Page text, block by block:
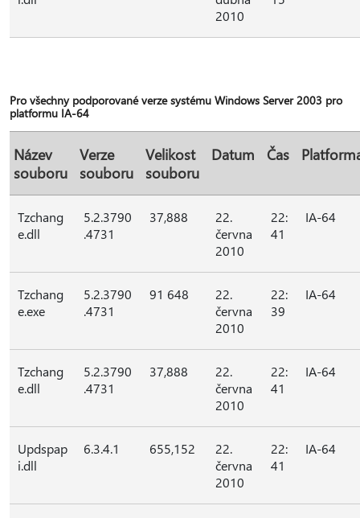
2010
Pro všechny podporované verze systému Windows Server 2003 pro
platformu IA-64
Název
souboru
Verze
souboru
Velikost
souboru
Datum Čas
Tzchang
e.dll
5.2.3790
.4731
37,888
22.
června
2010
22:
41
IA-64
Tzchang
e.exe
5.2.3790
.4731
91 648
22.
června
2010
22:
39
IA-64
Tzchang
e.dll
5.2.3790
.4731
37,888
22.
června
2010
22:
41
IA-64
Updspap
i.dll
6.3.4.1 655,152
22.
června
2010
22:
41
IA-64